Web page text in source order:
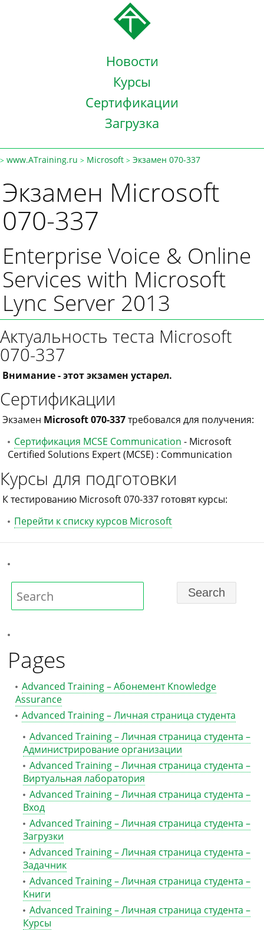
Новости
Курсы
Сертификации
Загрузка
> www.ATraining.ru > Microsoft > Экзамен 070-337
Экзамен Microsoft
070-337
Enterprise Voice & Online
Services with Microsoft
Lync Server 2013
Актуальность теста Microsoft
070-337
Внимание - этот экзамен устарел.
Сертификации
Экзамен Microsoft 070-337требовался для получения:
Сертификация MCSE Communication - Microsoft
Certified Solutions Expert (MCSE) : Communication
Курсы для подготовки
К тестированию Microsoft 070-337 готовят курсы:
Перейти к списку курсов Microsoft
Pages
Advanced Training – Абонемент Knowledge
Assurance
Advanced Training – Личная страница студента
Advanced Training – Личная страница студента –
Администрирование организации
Advanced Training – Личная страница студента –
Виртуальная лаборатория
Advanced Training – Личная страница студента –
Вход
Advanced Training – Личная страница студента –
Загрузки
Advanced Training – Личная страница студента –
Задачник
Advanced Training – Личная страница студента –
Книги
Advanced Training – Личная страница студента –
Курсы